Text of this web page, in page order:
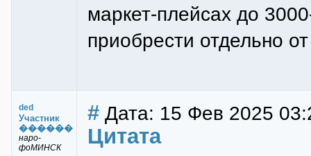
маркет-плейсах до
приобрести отдельно
ded
Участник
������
наро-
фоМИНСК
# Дата: 15 Фев 2025
Цитата